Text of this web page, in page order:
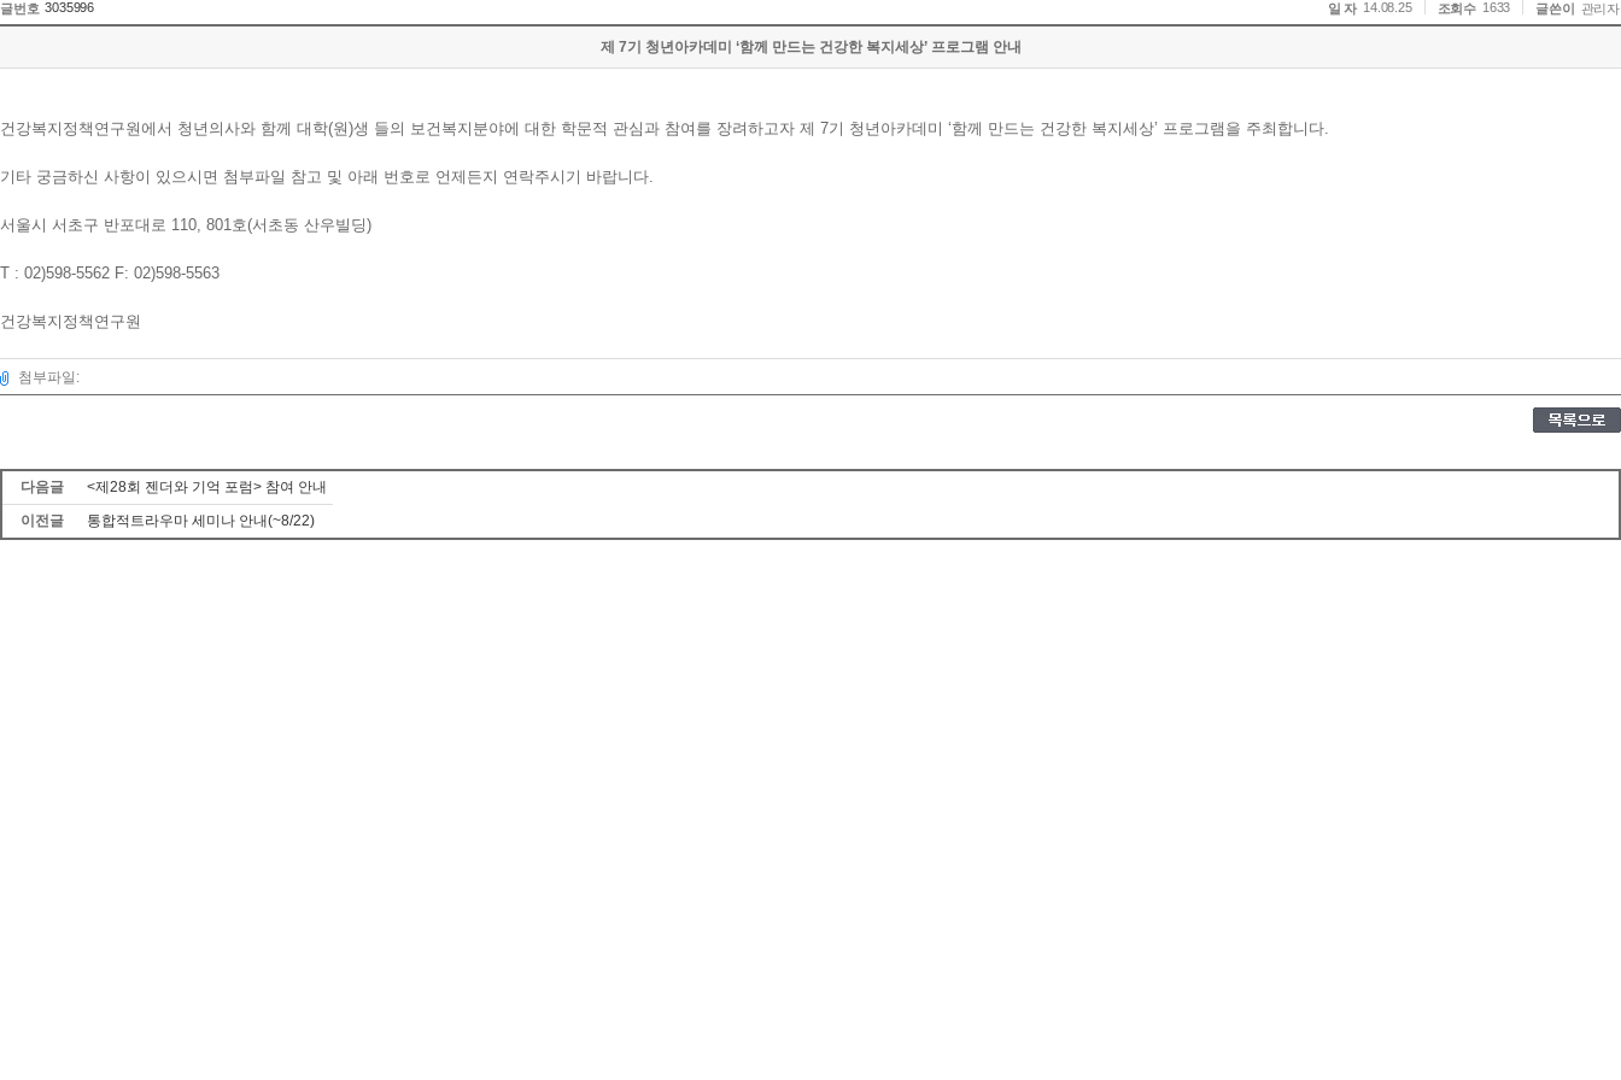
글번호 3035996 일 자 14.08.25 조회수 1633 글쓴이 관리자
제 7기 청년아카데미 ‘함께 만드는 건강한 복지세상’ 프로그램 안내
건강복지정책연구원에서 청년의사와 함께 대학(원)생 들의 보건복지분야에 대한 학문적 관심과 참여를 장려하고자 제 7기 청년아카데미 ‘함께 만드는 건강한 복지세상’ 프로그램을 주최합니다.
기타 궁금하신 사항이 있으시면 첨부파일 참고 및 아래 번호로 언제든지 연락주시기 바랍니다.
서울시 서초구 반포대로 110, 801호(서초동 산우빌딩)
T : 02)598-5562 F: 02)598-5563
건강복지정책연구원
첨부파일:
다음글
<제28회 젠더와 기억 포럼> 참여 안내
이전글
통합적트라우마 세미나 안내(~8/22)